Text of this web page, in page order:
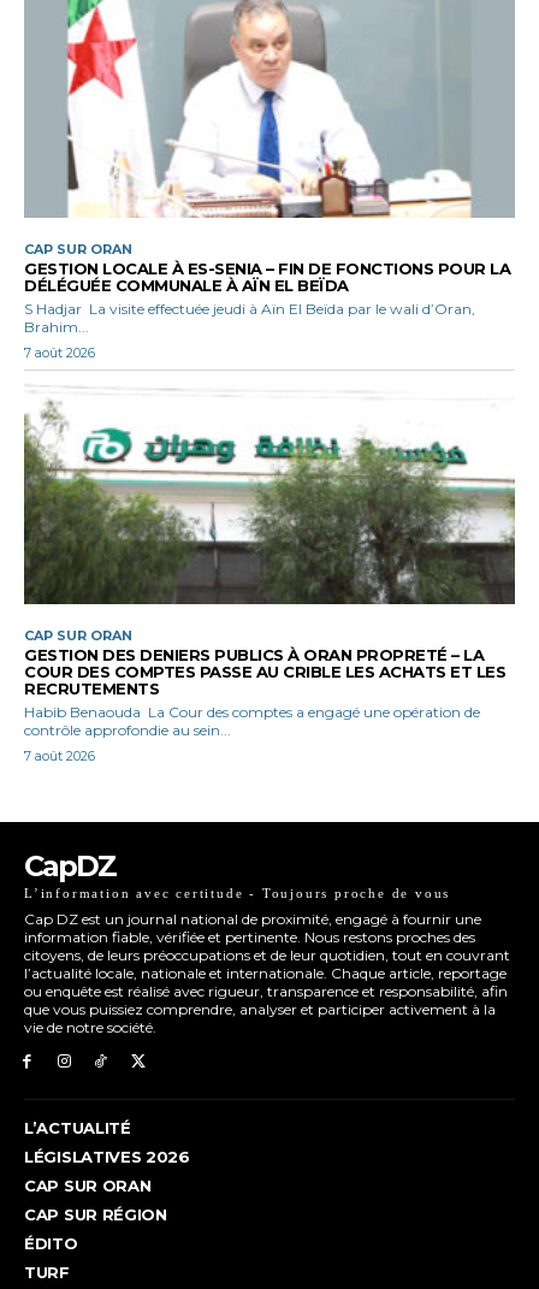
CAP SUR ORAN
GESTION LOCALE À ES-SENIA – FIN DE FONCTIONS POUR LA
DÉLÉGUÉE COMMUNALE À AÏN EL BEÏDA
S Hadjar La visite effectuée jeudi à Aïn El Beïda par le wali d’Oran,
Brahim...
7 août 2026
CAP SUR ORAN
GESTION DES DENIERS PUBLICS À ORAN PROPRETÉ – LA
COUR DES COMPTES PASSE AU CRIBLE LES ACHATS ET LES
RECRUTEMENTS
Habib Benaouda La Cour des comptes a engagé une opération de
contrôle approfondie au sein...
7 août 2026
CapDZ
L’information avec certitude - Toujours proche de vous
Cap DZ est un journal national de proximité, engagé à fournir une
information fiable, vérifiée et pertinente. Nous restons proches des
citoyens, de leurs préoccupations et de leur quotidien, tout en couvrant
l’actualité locale, nationale et internationale. Chaque article, reportage
ou enquête est réalisé avec rigueur, transparence et responsabilité, afin
que vous puissiez comprendre, analyser et participer activement à la
vie de notre société.
L’ACTUALITÉ
LÉGISLATIVES 2026
CAP SUR ORAN
CAP SUR RÉGION
ÉDITO
TURF